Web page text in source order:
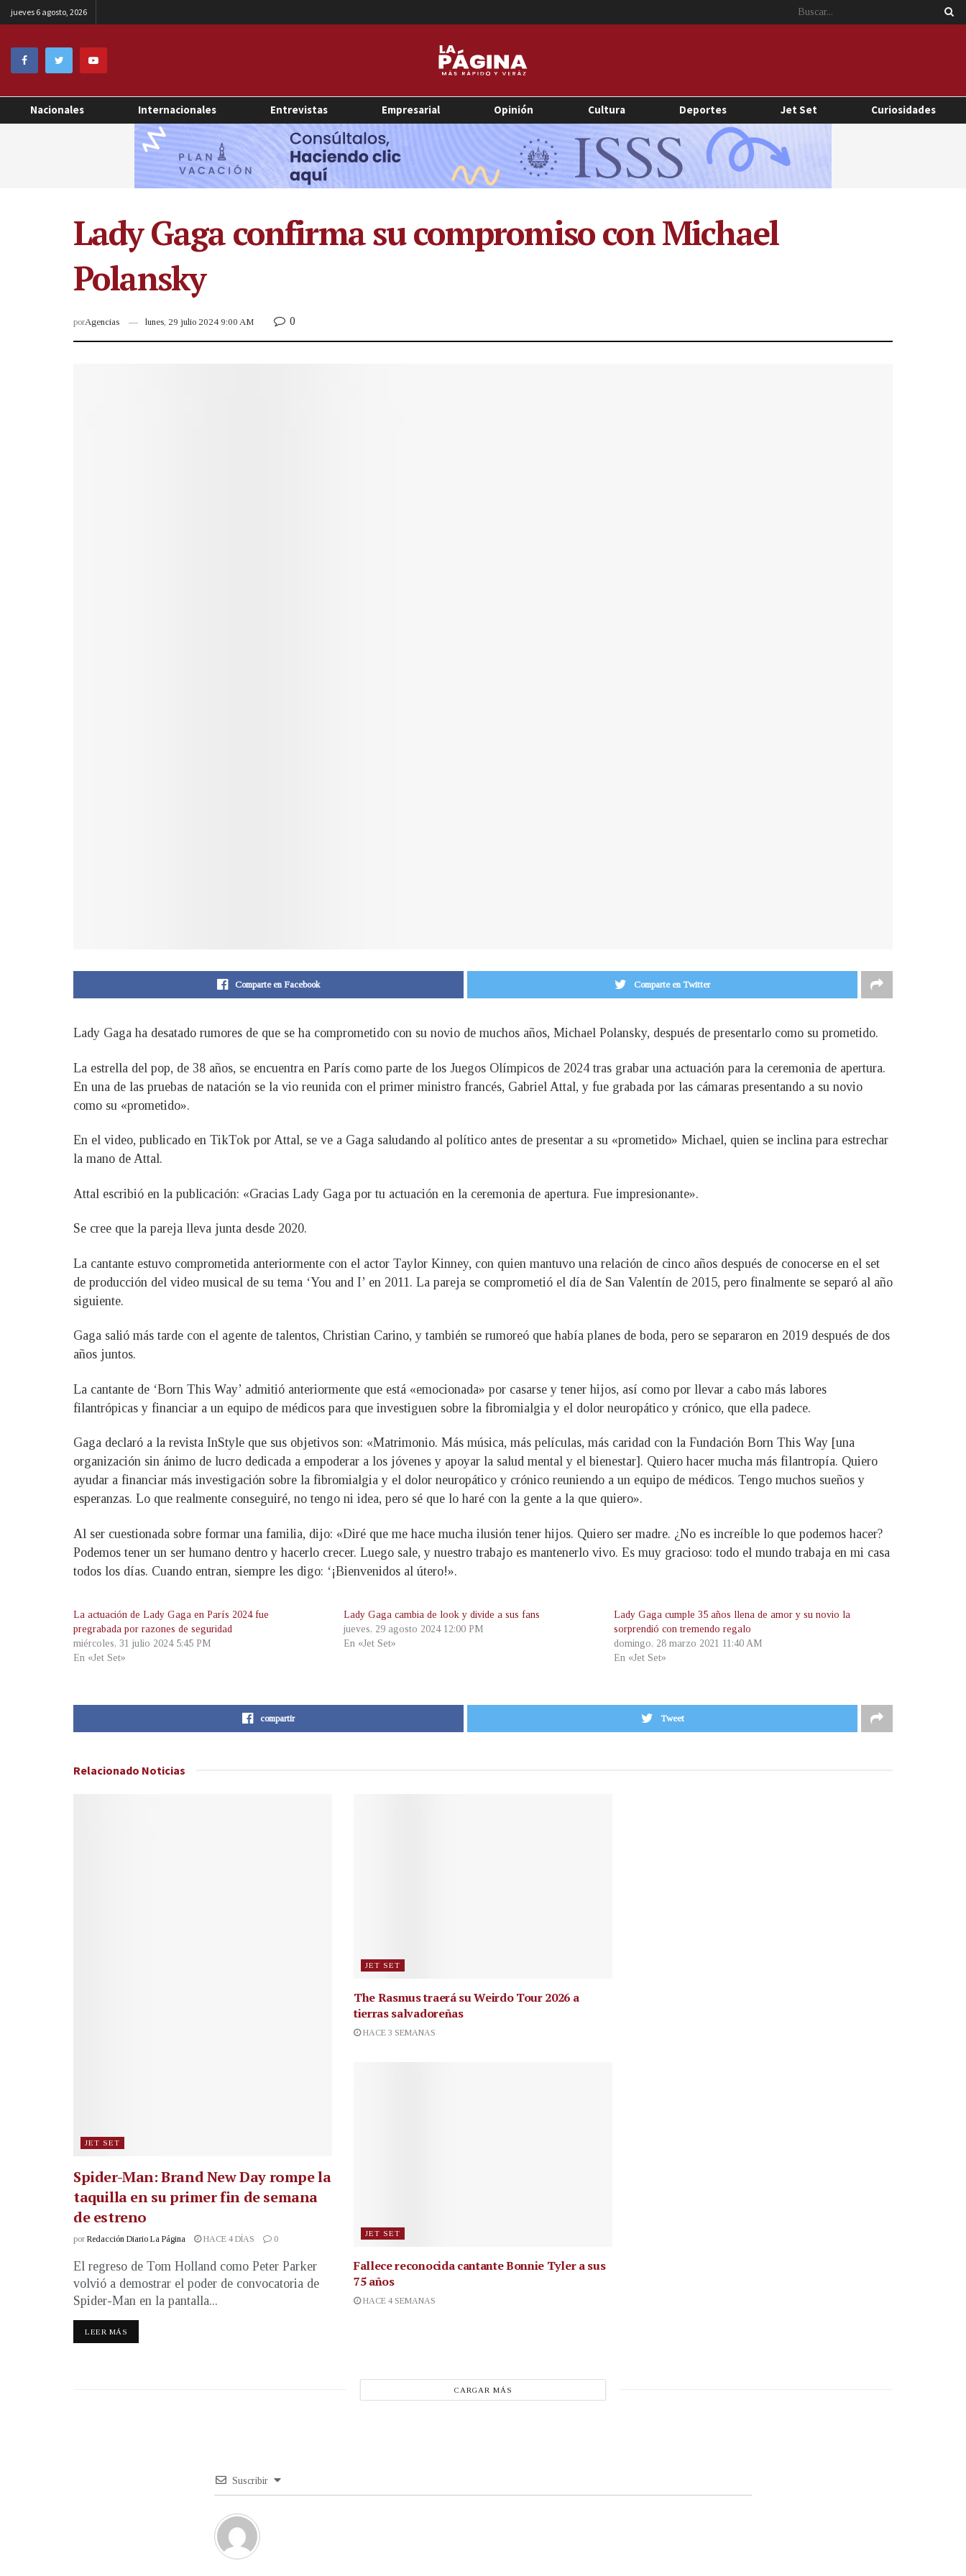
jueves 6 agosto, 2026
Nacionales Internacionales Entrevistas Empresarial Opinión Cultura Deportes Jet Set Curiosidades
Lady Gaga confirma su compromiso con Michael
Polansky
porAgencias lunes, 29 julio 2024 9:00 AM 0
Comparte en Facebook Comparte en Twitter
Lady Gaga ha desatado rumores de que se ha comprometido con su novio de muchos años, Michael Polansky, después de presentarlo como su prometido.
La estrella del pop, de 38 años, se encuentra en París como parte de los Juegos Olímpicos de 2024 tras grabar una actuación para la ceremonia de apertura.
En una de las pruebas de natación se la vio reunida con el primer ministro francés, Gabriel Attal, y fue grabada por las cámaras presentando a su novio
como su «prometido».
En el video, publicado en TikTok por Attal, se ve a Gaga saludando al político antes de presentar a su «prometido» Michael, quien se inclina para estrechar
la mano de Attal.
Attal escribió en la publicación: «Gracias Lady Gaga por tu actuación en la ceremonia de apertura. Fue impresionante».
Se cree que la pareja lleva junta desde 2020.
La cantante estuvo comprometida anteriormente con el actor Taylor Kinney, con quien mantuvo una relación de cinco años después de conocerse en el set
de producción del video musical de su tema ‘You and I’ en 2011. La pareja se comprometió el día de San Valentín de 2015, pero finalmente se separó al año
siguiente.
Gaga salió más tarde con el agente de talentos, Christian Carino, y también se rumoreó que había planes de boda, pero se separaron en 2019 después de dos
años juntos.
La cantante de ‘Born This Way’ admitió anteriormente que está «emocionada» por casarse y tener hijos, así como por llevar a cabo más labores
filantrópicas y financiar a un equipo de médicos para que investiguen sobre la fibromialgia y el dolor neuropático y crónico, que ella padece.
Gaga declaró a la revista InStyle que sus objetivos son: «Matrimonio. Más música, más películas, más caridad con la Fundación Born This Way [una
organización sin ánimo de lucro dedicada a empoderar a los jóvenes y apoyar la salud mental y el bienestar]. Quiero hacer mucha más filantropía. Quiero
ayudar a financiar más investigación sobre la fibromialgia y el dolor neuropático y crónico reuniendo a un equipo de médicos. Tengo muchos sueños y
esperanzas. Lo que realmente conseguiré, no tengo ni idea, pero sé que lo haré con la gente a la que quiero».
Al ser cuestionada sobre formar una familia, dijo: «Diré que me hace mucha ilusión tener hijos. Quiero ser madre. ¿No es increíble lo que podemos hacer?
Podemos tener un ser humano dentro y hacerlo crecer. Luego sale, y nuestro trabajo es mantenerlo vivo. Es muy gracioso: todo el mundo trabaja en mi casa
todos los días. Cuando entran, siempre les digo: ‘¡Bienvenidos al útero!».
La actuación de Lady Gaga en París 2024 fue
pregrabada por razones de seguridad
miércoles, 31 julio 2024 5:45 PM
En «Jet Set»
Lady Gaga cambia de look y divide a sus fans
jueves, 29 agosto 2024 12:00 PM
En «Jet Set»
Lady Gaga cumple 35 años llena de amor y su novio la
sorprendió con tremendo regalo
domingo, 28 marzo 2021 11:40 AM
En «Jet Set»
compartir Tweet
Relacionado Noticias
JET SET
Spider-Man: Brand New Day rompe la
taquilla en su primer fin de semana
de estreno
por Redacción Diario La Página HACE 4 DÍAS 0
El regreso de Tom Holland como Peter Parker
volvió a demostrar el poder de convocatoria de
Spider-Man en la pantalla...
LEER MÁS
JET SET
The Rasmus traerá su Weirdo Tour 2026 a
tierras salvadoreñas
HACE 3 SEMANAS
JET SET
Fallece reconocida cantanteBonnie Tyler a sus
75 años
HACE 4 SEMANAS
CARGAR MÁS
Suscribir